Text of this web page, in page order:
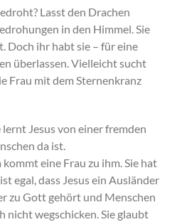
Lasst den Drachen
in den Himmel. Sie
Doch ihr habt sie – für eine
überlassen. Vielleicht sucht
Frau mit dem Sternenkranz
Jesus von einer fremden
da ist.
kommt eine Frau zu ihm. Sie hat
egal, dass Jesus ein Ausländer
zu Gott gehört und Menschen
nicht wegschicken. Sie glaubt